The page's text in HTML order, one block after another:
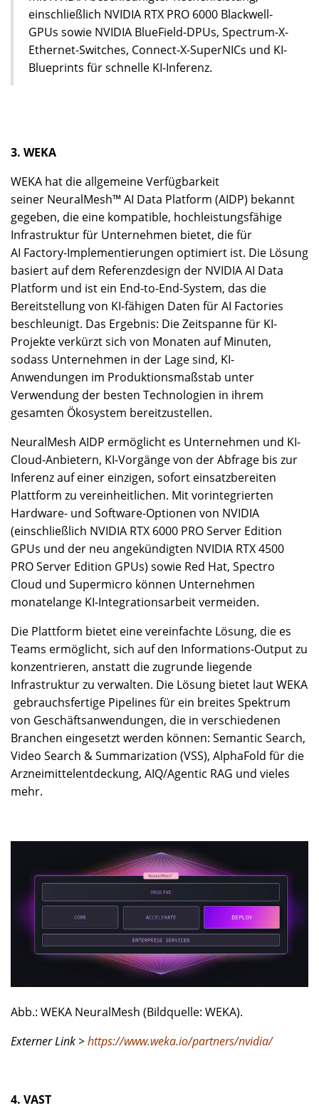
einschließlich NVIDIA RTX PRO 6000 Blackwell-
GPUs sowie NVIDIA BlueField-DPUs, Spectrum-X-
Ethernet-Switches, Connect-X-SuperNICs und KI-
Blueprints für schnelle KI-Inferenz.
3. WEKA
WEKA hat die allgemeine Verfügbarkeit
seiner NeuralMesh™ AI Data Platform (AIDP) bekannt
gegeben, die eine kompatible, hochleistungsfähige
Infrastruktur für Unternehmen bietet, die für
AI Factory-Implementierungen optimiert ist. Die Lösung
basiert auf dem Referenzdesign der NVIDIA AI Data
Platform und ist ein End-to-End-System, das die
Bereitstellung von KI-fähigen Daten für AI Factories
beschleunigt. Das Ergebnis: Die Zeitspanne für KI-
Projekte verkürzt sich von Monaten auf Minuten,
sodass Unternehmen in der Lage sind, KI-
Anwendungen im Produktionsmaßstab unter
Verwendung der besten Technologien in ihrem
gesamten Ökosystem bereitzustellen.
NeuralMesh AIDP ermöglicht es Unternehmen und KI-
Cloud-Anbietern, KI-Vorgänge von der Abfrage bis zur
Inferenz auf einer einzigen, sofort einsatzbereiten
Plattform zu vereinheitlichen. Mit vorintegrierten
Hardware- und Software-Optionen von NVIDIA
(einschließlich NVIDIA RTX 6000 PRO Server Edition
GPUs und der neu angekündigten NVIDIA RTX 4500
PRO Server Edition GPUs) sowie Red Hat, Spectro
Cloud und Supermicro können Unternehmen
monatelange KI-Integrationsarbeit vermeiden.
Die Plattform bietet eine vereinfachte Lösung, die es
Teams ermöglicht, sich auf den Informations-Output zu
konzentrieren, anstatt die zugrunde liegende
Infrastruktur zu verwalten. Die Lösung bietet laut WEKA
gebrauchsfertige Pipelines für ein breites Spektrum
von Geschäftsanwendungen, die in verschiedenen
Branchen eingesetzt werden können: Semantic Search,
Video Search & Summarization (VSS), AlphaFold für die
Arzneimittelentdeckung, AIQ/Agentic RAG und vieles
mehr.
Abb.: WEKA NeuralMesh (Bildquelle: WEKA).
Externer Link > https://www.weka.io/partners/nvidia/
4. VAST